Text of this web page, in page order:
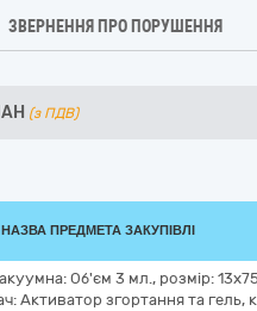
ЗВЕРНЕННЯ ПРО ПОРУШЕННЯ
(з ПДВ)
ПРЕДМЕТА ЗАКУПІВЛІ
Об'єм 3 мл., розмір:
Активатор згортання та гель,